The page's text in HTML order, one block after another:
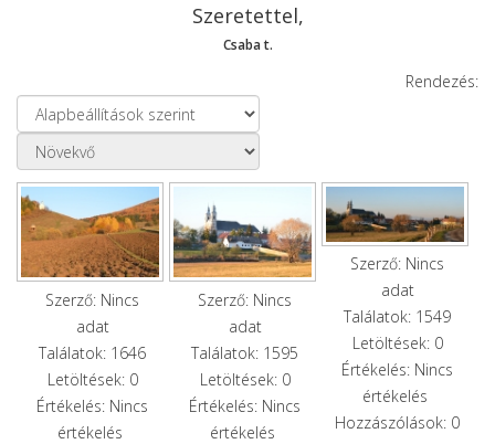
Szeretettel,
Csaba t.
Rendezés:
Szerző: Nincs
adat
Találatok: 1646
Letöltések: 0
Értékelés: Nincs
értékelés
Szerző: Nincs
adat
Találatok: 1595
Letöltések: 0
Értékelés: Nincs
értékelés
Szerző: Nincs
adat
Találatok: 1549
Letöltések: 0
Értékelés: Nincs
értékelés
Hozzászólások: 0